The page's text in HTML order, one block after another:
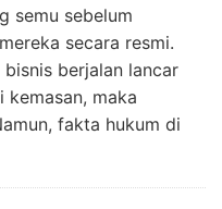
semu sebelum
secara resmi.
berjalan lancar
maka
fakta hukum di